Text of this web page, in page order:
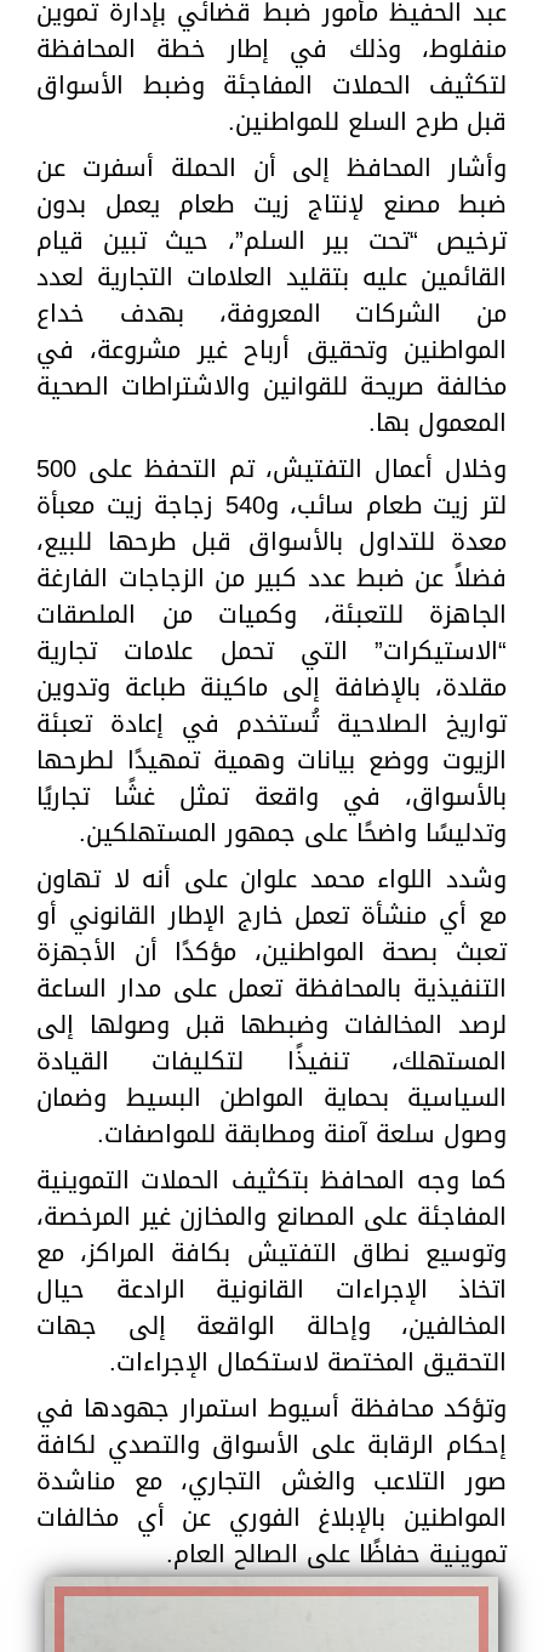
عبد الحفيظ مأمور ضبط قضائي بإدارة تموين
منفلوط، وذلك في إطار خطة المحافظة
لتكثيف الحملات المفاجئة وضبط الأسواق
قبل طرح السلع للمواطنين.
وأشار المحافظ إلى أن الحملة أسفرت عن
ضبط مصنع لإنتاج زيت طعام يعمل بدون
ترخيص “تحت بير السلم”، حيث تبين قيام
القائمين عليه بتقليد العلامات التجارية لعدد
من الشركات المعروفة، بهدف خداع
المواطنين وتحقيق أرباح غير مشروعة، في
مخالفة صريحة للقوانين والاشتراطات الصحية
المعمول بها.
وخلال أعمال التفتيش، تم التحفظ على 500
لتر زيت طعام سائب، و540 زجاجة زيت معبأة
معدة للتداول بالأسواق قبل طرحها للبيع،
فضلاً عن ضبط عدد كبير من الزجاجات الفارغة
الجاهزة للتعبئة، وكميات من الملصقات
“الاستيكرات” التي تحمل علامات تجارية
مقلدة، بالإضافة إلى ماكينة طباعة وتدوين
تواريخ الصلاحية تُستخدم في إعادة تعبئة
الزيوت ووضع بيانات وهمية تمهيدًا لطرحها
بالأسواق، في واقعة تمثل غشًا تجاريًا
وتدليسًا واضحًا على جمهور المستهلكين.
وشدد اللواء محمد علوان على أنه لا تهاون
مع أي منشأة تعمل خارج الإطار القانوني أو
تعبث بصحة المواطنين، مؤكدًا أن الأجهزة
التنفيذية بالمحافظة تعمل على مدار الساعة
لرصد المخالفات وضبطها قبل وصولها إلى
المستهلك، تنفيذًا لتكليفات القيادة
السياسية بحماية المواطن البسيط وضمان
وصول سلعة آمنة ومطابقة للمواصفات.
كما وجه المحافظ بتكثيف الحملات التموينية
المفاجئة على المصانع والمخازن غير المرخصة،
وتوسيع نطاق التفتيش بكافة المراكز، مع
اتخاذ الإجراءات القانونية الرادعة حيال
المخالفين، وإحالة الواقعة إلى جهات
التحقيق المختصة لاستكمال الإجراءات.
وتؤكد محافظة أسيوط استمرار جهودها في
إحكام الرقابة على الأسواق والتصدي لكافة
صور التلاعب والغش التجاري، مع مناشدة
المواطنين بالإبلاغ الفوري عن أي مخالفات
تموينية حفاظًا على الصالح العام.